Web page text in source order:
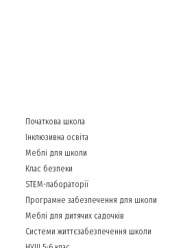
Початкова школа
Інклюзивна освіта
Меблі для школи
Клас безпеки
STEM-лабораторії
Програмне забезпечення для школи
Меблі для дитячих садочків
Системи життєзабезпечення школи